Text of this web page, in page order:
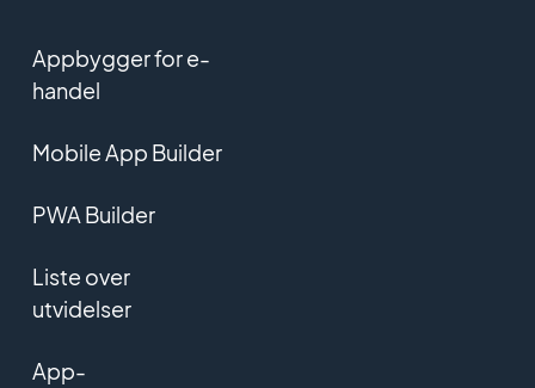
Appbygger for e-
handel
Mobile App Builder
PWA Builder
Liste over
utvidelser
App-